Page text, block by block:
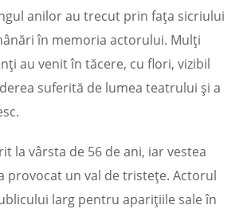
anilor au trecut prin fața sicriului
în memoria actorului. Mulți
au venit în tăcere, cu flori, vizibil
suferită de lumea teatrului și a
la vârsta de 56 de ani, iar vestea
provocat un val de tristețe. Actorul
larg pentru aparițiile sale în